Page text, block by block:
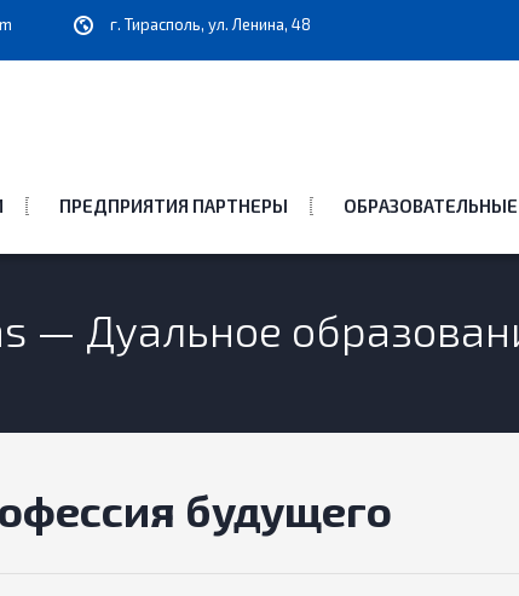
г. Тирасполь, ул. Ленина, 48
ПРЕДПРИЯТИЯ ПАРТНЕРЫ
— Дуальное
будущего